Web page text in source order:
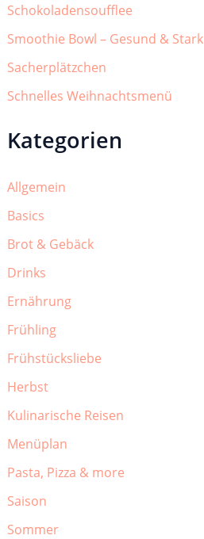
Schokoladensoufflee
Smoothie Bowl – Gesund & Stark
Sacherplätzchen
Schnelles Weihnachtsmenü
Kategorien
Allgemein
Basics
Brot & Gebäck
Drinks
Ernährung
Frühling
Frühstücksliebe
Herbst
Kulinarische Reisen
Menüplan
Pasta, Pizza & more
Saison
Sommer